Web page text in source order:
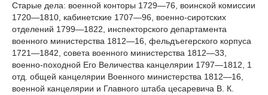
Старые дела: военной конторы 1729—76, воинской комиссии
1720—1810, кабинетские 1707—96, военно-сиротских
отделений 1799—1822, инспекторского департамента
военного министерства 1812—16, фельдъегерского корпуса
1721—1842, совета военного министерства 1812—33,
военно-походной Его Величества канцелярии 1797—1812, 1
отд. общей канцелярии Военного министерства 1812—16,
военной канцелярии и Главного штаба цесаревича В. К.